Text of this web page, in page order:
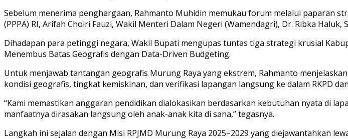
Sebelum menerima penghargaan, Rahmanto Muhidin memukau forum melalui paparan
(PPPA) RI, Arifah Choiri Fauzi, Wakil Menteri Dalam Negeri (Wamendagri), Dr. Ribka
Dihadapan para petinggi negara, Wakil Bupati mengupas tuntas tiga strategi krusial
Menembus Batas Geografis dengan Data-Driven Budgeting.
Untuk menjawab tantangan geografis Murung Raya yang ekstrem, Rahmanto
kondisi geografis, tingkat kemiskinan, dan verifikasi lapangan langsung ke dalam RKPD
“Kami memastikan anggaran pendidikan dialokasikan berdasarkan kebutuhan nyata di
manfaatnya dirasakan langsung oleh anak-anak kita di sana,” tegasnya.
Langkah ini sejalan dengan Misi RPJMD Murung Raya 2025–2029 yang diejawantahkan